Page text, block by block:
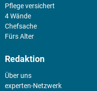
Pflege versichert
4 Wände
Chefsache
Fürs Alter
Redaktion
Über uns
experten-Netzwerk